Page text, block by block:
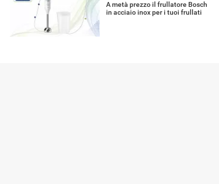
A metà prezzo il frullatore Bosch
in acciaio inox per i tuoi frullati